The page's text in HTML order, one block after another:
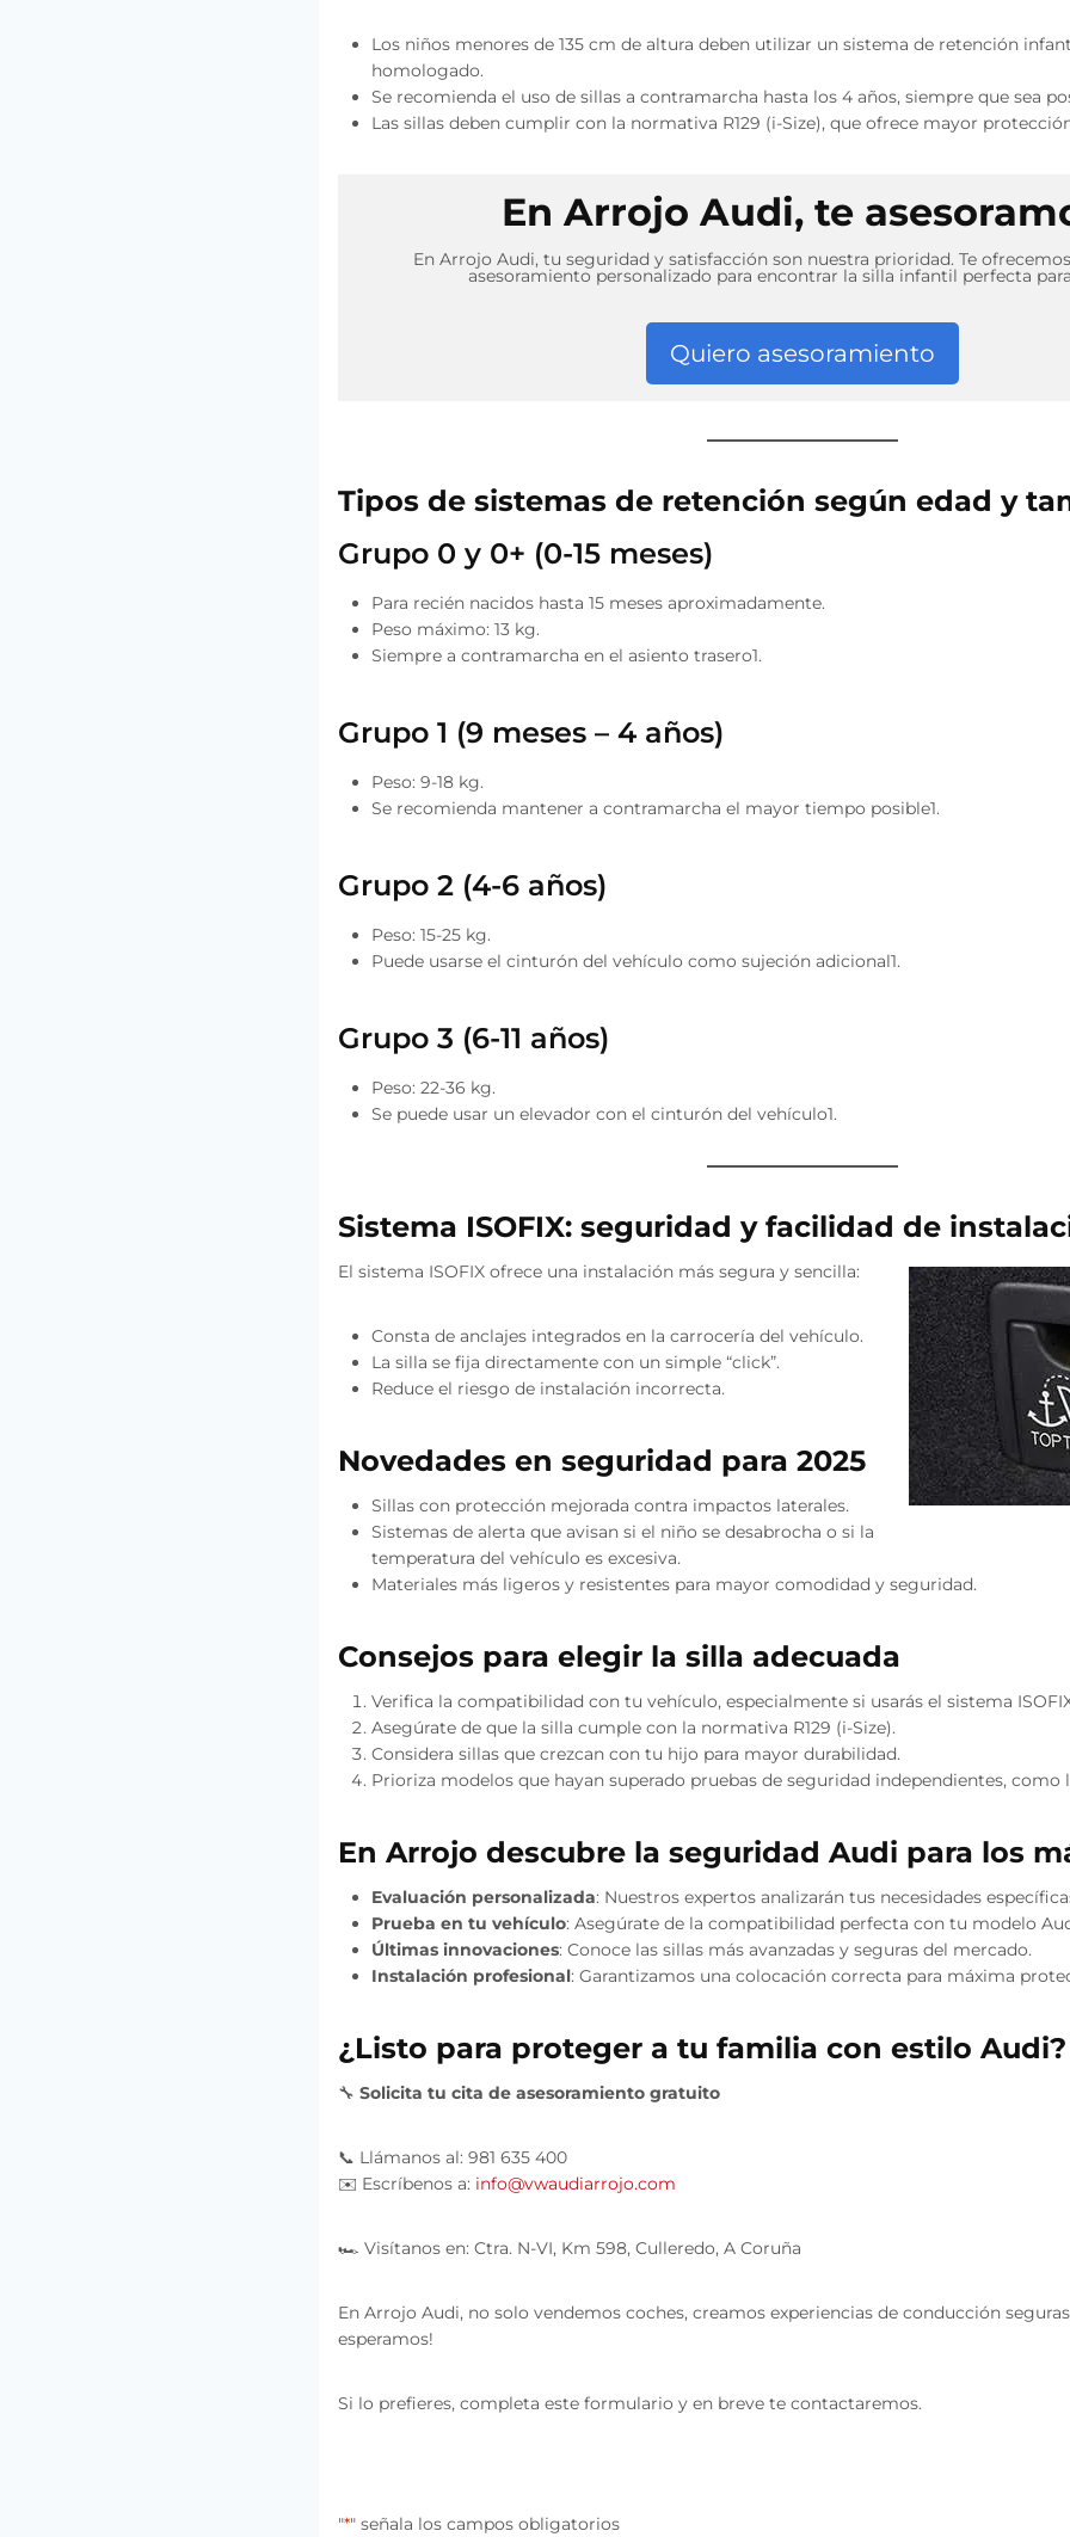
Los niños menores de 135 cm de altura deben utilizar un sistema de retención
homologado.
Se recomienda el uso de sillas a contramarcha hasta los 4 años, siempre que sea
Las sillas deben cumplir con la normativa R129 (i-Size), que ofrece mayor
En Arrojo Audi, te
En Arrojo Audi, tu seguridad y satisfacción son nuestra prioridad. Te
asesoramiento personalizado para encontrar la silla infantil perfecta
Quiero asesoramiento
Tipos de sistemas de retención según edad y
Grupo 0 y 0+ (0-15 meses)
Para recién nacidos hasta 15 meses aproximadamente.
Peso máximo: 13 kg.
Siempre a contramarcha en el asiento trasero1.
Grupo 1 (9 meses – 4 años)
Peso: 9-18 kg.
Se recomienda mantener a contramarcha el mayor tiempo posible1.
Grupo 2 (4-6 años)
Peso: 15-25 kg.
Puede usarse el cinturón del vehículo como sujeción adicional1.
Grupo 3 (6-11 años)
Peso: 22-36 kg.
Se puede usar un elevador con el cinturón del vehículo1.
Sistema ISOFIX: seguridad y facilidad de
El sistema ISOFIX ofrece una instalación más segura y sencilla:
Consta de anclajes integrados en la carrocería del vehículo.
La silla se fija directamente con un simple “click”.
Reduce el riesgo de instalación incorrecta.
Novedades en seguridad para 2025
Sillas con protección mejorada contra impactos laterales.
Sistemas de alerta que avisan si el niño se desabrocha o si la
temperatura del vehículo es excesiva.
Materiales más ligeros y resistentes para mayor comodidad y seguridad.
Consejos para elegir la silla adecuada
Verifica la compatibilidad con tu vehículo, especialmente si usarás el sistema
Asegúrate de que la silla cumple con la normativa R129 (i-Size).
Considera sillas que crezcan con tu hijo para mayor durabilidad.
Prioriza modelos que hayan superado pruebas de seguridad independientes, como
En Arrojo descubre la seguridad Audi para los
Evaluación personalizada: Nuestros expertos analizarán tus necesidades
Prueba en tu vehículo: Asegúrate de la compatibilidad perfecta con tu modelo
Últimas innovaciones: Conoce las sillas más avanzadas y seguras del mercado.
Instalación profesional: Garantizamos una colocación correcta para máxima
¿Listo para proteger a tu familia con estilo Audi?
🔧 Solicita tu cita de asesoramiento gratuito
📞 Llámanos al: 981 635 400
✉️ Escríbenos a: info@vwaudiarrojo.com
🏎️ Visítanos en: Ctra. N-VI, Km 598, Culleredo, A Coruña
En Arrojo Audi, no solo vendemos coches, creamos experiencias de conducción
esperamos!
Si lo prefieres, completa este formulario y en breve te contactaremos.
"*" señala los campos obligatorios